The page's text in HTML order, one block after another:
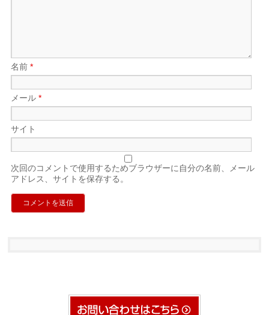
名前*
メール*
サイト
次回のコメントで使用するためブラウザーに自分の名前、メール
アドレス、サイトを保存する。